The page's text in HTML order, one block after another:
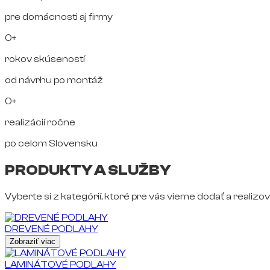
pre domácnosti aj firmy
0+
rokov skúseností
od návrhu po montáž
0+
realizácií ročne
po celom Slovensku
PRODUKTY A SLUŽBY
Vyberte si z kategórií, ktoré pre vás vieme dodať a
DREVENÉ PODLAHY
Zobraziť viac
LAMINÁTOVÉ PODLAHY